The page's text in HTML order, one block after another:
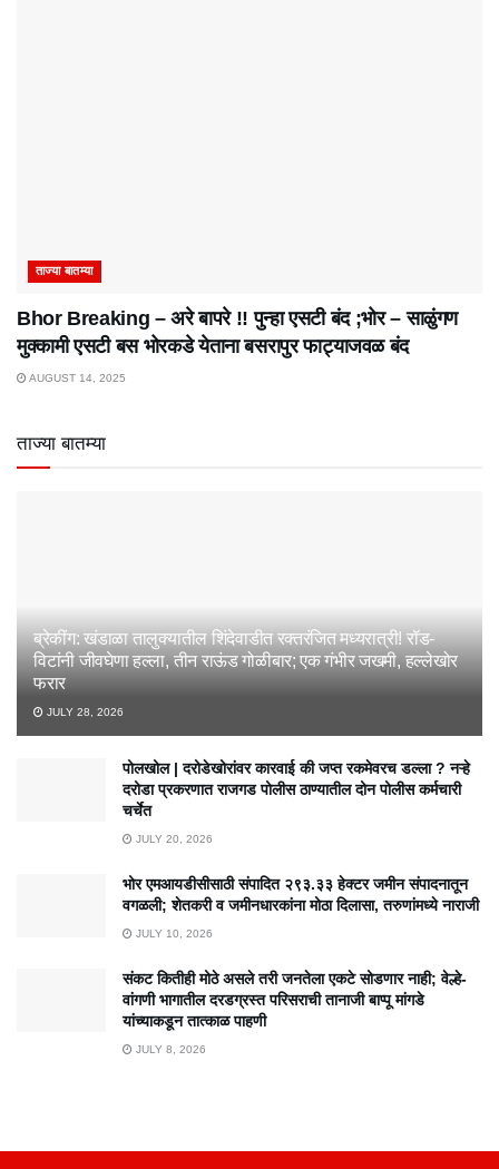
ताज्या बातम्या
Bhor Breaking – अरे बापरे‌ !! पुन्हा एसटी बंद ;भोर – साळुंगण
मुक्कामी एसटी बस भोरकडे येताना बसरापुर फाट्याजवळ बंद
AUGUST 14, 2025
ताज्या बातम्या
ब्रेकींग: खंडाळा तालुक्यातील शिंदेवाडीत रक्तरंजित मध्यरात्री! रॉड-
विटांनी जीवघेणा हल्ला, तीन राऊंड गोळीबार; एक गंभीर जखमी, हल्लेखोर
फरार
JULY 28, 2026
पोलखोल | दरोडेखोरांवर कारवाई की जप्त रकमेवरच डल्ला ? नऱ्हे
दरोडा प्रकरणात राजगड पोलीस ठाण्यातील दोन पोलीस कर्मचारी
चर्चेत
JULY 20, 2026
भोर एमआयडीसीसाठी संपादित २९३.३३ हेक्टर जमीन संपादनातून
वगळली; शेतकरी व जमीनधारकांना मोठा दिलासा, तरुणांमध्ये नाराजी
JULY 10, 2026
संकट कितीही मोठे असले तरी जनतेला एकटे सोडणार नाही; वेल्हे-
वांगणी भागातील दरडग्रस्त परिसराची तानाजी बाप्पू मांगडे
यांच्याकडून तात्काळ पाहणी
JULY 8, 2026